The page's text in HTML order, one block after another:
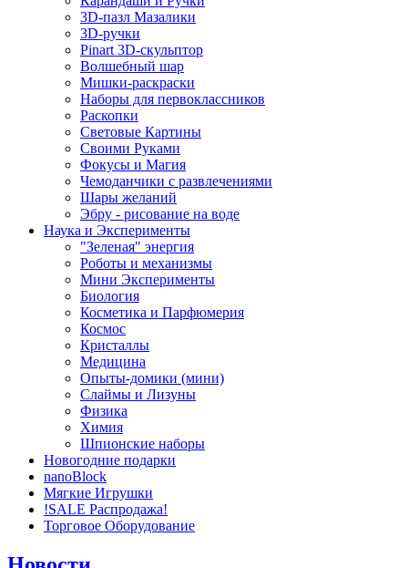
3D-пазл Мазалики
3D-ручки
Pinart 3D-скульптор
Волшебный шар
Мишки-раскраски
Наборы для первоклассников
Раскопки
Световые Картины
Своими Руками
Фокусы и Магия
Чемоданчики с развлечениями
Шары желаний
Эбру - рисование на воде
Наука и Эксперименты
"Зеленая" энергия
Роботы и механизмы
Мини Эксперименты
Биология
Косметика и Парфюмерия
Космос
Кристаллы
Медицина
Опыты-домики (мини)
Слаймы и Лизуны
Физика
Химия
Шпионские наборы
Новогодние подарки
nanoBlock
Мягкие Игрушки
!SALE Распродажа!
Торговое Оборудование